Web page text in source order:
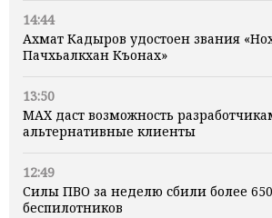
14:44
Ахмат Кадыров удостоен звания
Пачхьалкхан Къонах»
13:50
MAX даст возможность
альтернативные клиенты
12:49
Силы ПВО за неделю сбили более
беспилотников